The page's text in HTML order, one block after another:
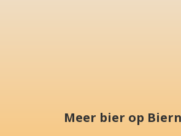
Meer bier op